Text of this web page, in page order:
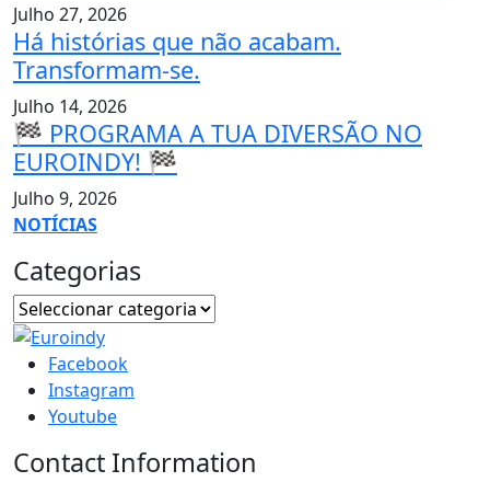
Julho 27, 2026
Há histórias que não acabam.
Transformam-se.
Julho 14, 2026
🏁 PROGRAMA A TUA DIVERSÃO NO
EUROINDY! 🏁
Julho 9, 2026
NOTÍCIAS
Categorias
Facebook
Instagram
Youtube
Contact Information